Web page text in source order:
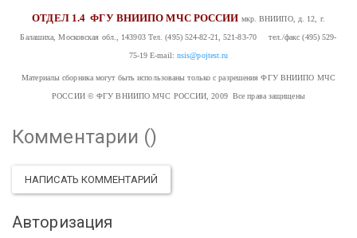
ОТДЕЛ 1.4ФГУ ВНИИПО МЧС РОССИИ мкр. ВНИИПО, д. 12, г.
Балашиха, Московская обл., 143903Тел. (495) 524-82-21, 521-83-70 тел./факс (495) 529-
75-19 E-mail: nsis@pojtest.ru
Материалы сборника могут быть использованы только с разрешения ФГУ ВНИИПО МЧС
РОССИИ© ФГУ ВНИИПО МЧС РОССИИ, 2009 Все права защищены
Комментарии ()
НАПИСАТЬ КОММЕНТАРИЙ
Авторизация